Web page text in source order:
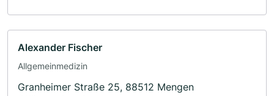
Alexander Fischer
Allgemeinmedizin
Granheimer Straße 25, 88512 Mengen